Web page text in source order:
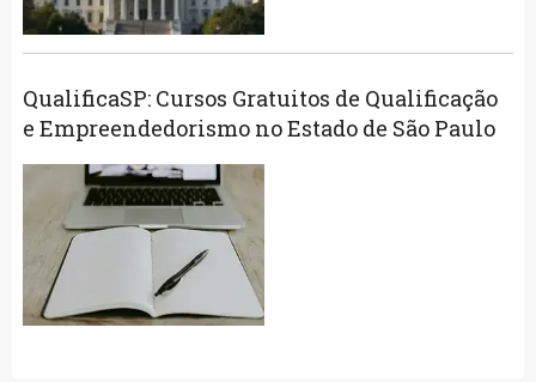
QualificaSP: Cursos Gratuitos de Qualificação
e Empreendedorismo no Estado de São Paulo